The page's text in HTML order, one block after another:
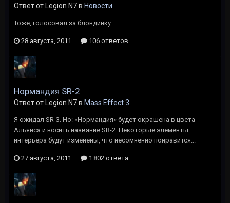
Ответ от Legion N7 в Новости
Тоже, голосовал за блондинку.
28 августа, 2011 106 ответов
Нормандия SR-2
Ответ от Legion N7 в Mass Effect 3
Я ожидал SR-3. Но: «Нормандия» будет окрашена в цвета
Альянса и носить название SR-2. Некоторые элементы
интерьера будут изменены, что несомненно понравится...
27 августа, 2011 1 802 ответа